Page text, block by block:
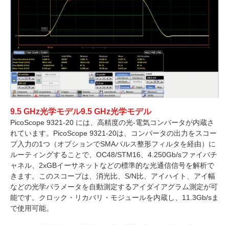
9.5 GHz光学モデル9.5 GHz光学モデル
PicoScope 9321-20 には、高精度の光-電気コンバータが内蔵さ
れています。PicoScope 9321-20は、コンバータの出力をスコー
プ入力の1つ（オプションでSMAパルス整形フィルタを経由）に
ルーティングすることで、OC48/STM16、4.250Gb/sファイバチ
ャネル、2xGBイーサネットなどの標準的な光通信信号を解析で
きます。このスコープは、消光比、S/N比、アイハイト、アイ幅
などの光学パラメータを自動測定するアイダイアグラム測定が可
能です。クロック・リカバリ・モジュールを内蔵し、11.3Gb/sま
で使用可能。